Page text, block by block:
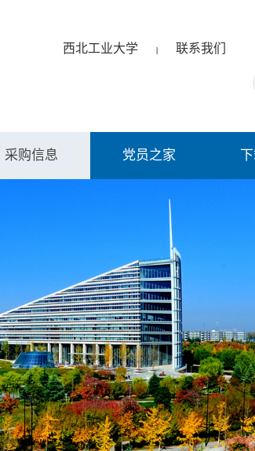
西北工业大学 | 联系我们
采购信息 党员之家